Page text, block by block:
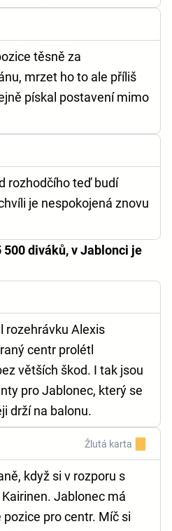
těsně za
mrzet ho to ale příliš
pískal postavení mimo
rozhodčího teď budí
je nespokojená znovu
diváků, v Jablonci je
rozehrávku Alexis
centr prolétl
větších škod. I tak jsou
pro Jablonec, který se
drží na balonu.
Žlutá karta
když si v rozporu s
Jablonec má
pro centr. Míč si